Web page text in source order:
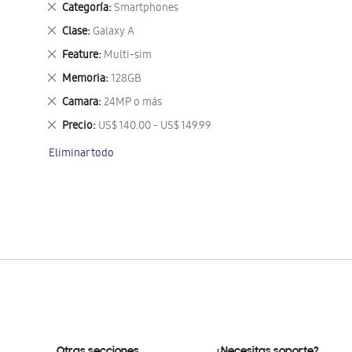
Categoría Smartphones
Eliminar
este
artículo
Clase Galaxy A
Eliminar
este
artículo
Feature Multi-sim
Eliminar
este
artículo
Memoria 128GB
Eliminar
este
artículo
Camara 24MP o más
Eliminar
este
artículo
Precio US$ 140.00 - US$ 149.99
Eliminar
artículo
Eliminar todo